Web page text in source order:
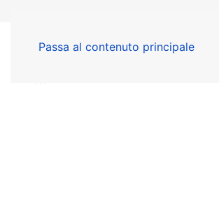
Passa al contenuto principale